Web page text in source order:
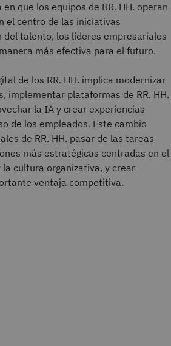
que los equipos de RR. HH. operan
el centro de las iniciativas
del talento, los líderes empresariales
más efectiva para el futuro.
de los RR. HH. implica modernizar
implementar plataformas de RR. HH.
la IA y crear experiencias
de los empleados. Este cambio
de RR. HH. pasar de las tareas
más estratégicas centradas en el
cultura organizativa, y crear
ventaja competitiva.